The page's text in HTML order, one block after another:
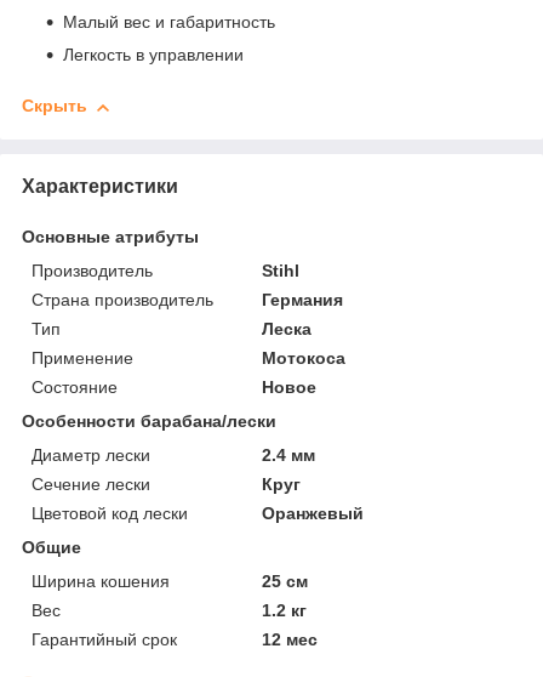
Малый вес и габаритность
Легкость в управлении
Скрыть
Характеристики
Основные атрибуты
Производитель
Stihl
Страна производитель
Германия
Тип
Леска
Применение
Мотокоса
Состояние
Новое
Особенности барабана/лески
Диаметр лески
2.4 мм
Сечение лески
Круг
Цветовой код лески
Оранжевый
Общие
Ширина кошения
25 см
Вес
1.2 кг
Гарантийный срок
12 мес